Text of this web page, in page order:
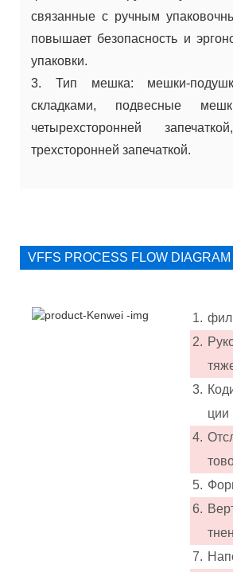
связанные с ручным
повышает безопасность и
упаковки.
3. Тип мешка: мешки-
складками, подвесные
четырехсторонней
трехсторонней запечаткой.
VFFS PROCESS FLOW DIAGRAM
1.
2.
3.
ции
4.
5.
6.
7.